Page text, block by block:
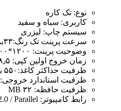
نوع: تک کاره
کاربری: سیاه و سفید
سیستم چاپ: لیزری
سرعت پرینت تک رنگ:۳۳برگ در دقیقه
وضوحیت پرینت: ۱۲۰۰*۱۲۰۰ DPI
زمان خروج اولین کپی: ۸٫۵ ثانیه
ظرفیت حداکثر کاغذ:۵۵۰ برگ
ظرفیت استاندارد خروجی: ۱۵۰ برگ
ظرفیت حافظه: ۳۲ MB
رابط کامپیوتر: USB 2.0 / Parallel